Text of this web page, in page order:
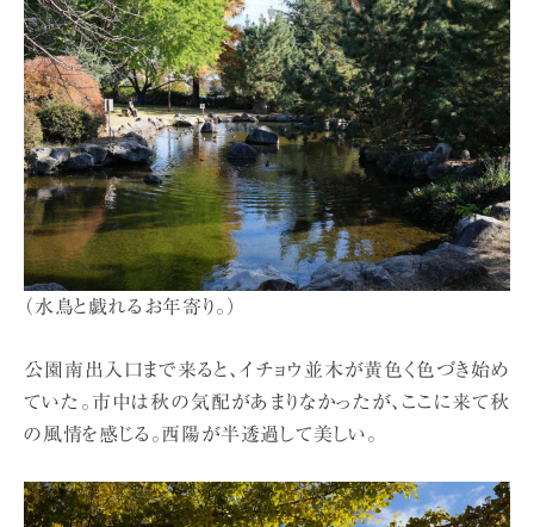
（水鳥と戯れるお年寄り。）
公園南出入口まで来ると、イチョウ並木が黄色く色づき始め
ていた。市中は秋の気配があまりなかったが、ここに来て秋
の風情を感じる。西陽が半透過して美しい。